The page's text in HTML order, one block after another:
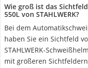
Wie groß ist das
550L von STAHLWERK?
Bei dem
haben Sie ein Sichtfeld
STAHLWERK-
mit größeren